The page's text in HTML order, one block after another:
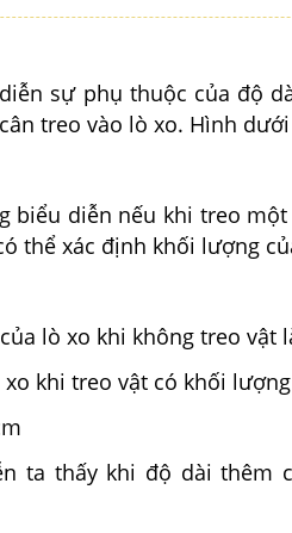
sự phụ thuộc của độ
treo vào lò xo. Hình
biểu diễn nếu khi treo
thể xác định khối lượng
lò xo khi không treo vật
khi treo vật có khối
ta thấy khi độ dài thêm